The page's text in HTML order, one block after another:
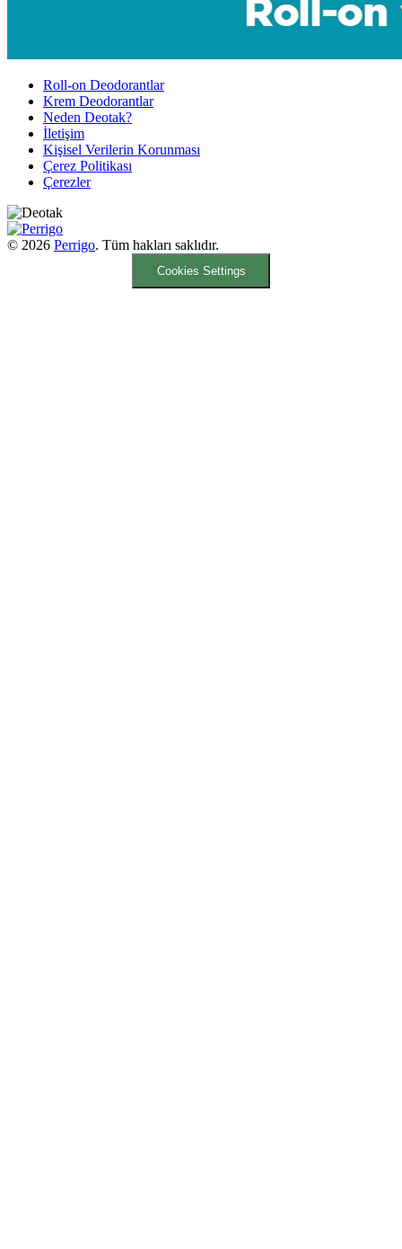
Roll-on Deodorantlar
Krem Deodorantlar
Neden Deotak?
İletişim
Kişisel Verilerin Korunması
Çerez Politikası
Çerezler
© 2026 Perrigo. Tüm hakları saklıdır.
Cookies Settings